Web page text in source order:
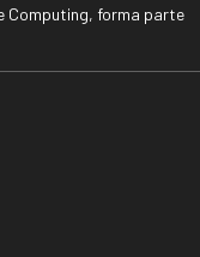
Computing, forma parte